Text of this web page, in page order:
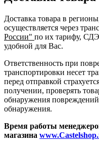
Доставка товара в
осуществляется через
России" по их тарифу,
удобной для Вас.
Ответственность при
транспортировки несет
перед отправкой
получении, проверять
обнаружения повреждений
обнаружения.
Время работы
магазина